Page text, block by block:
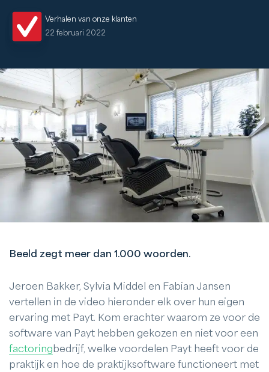
Verhalen van onze klanten
22 februari 2022
Beeld zegt meer dan 1.000 woorden.
Jeroen Bakker, Sylvia Middel en Fabian Jansen
vertellen in de video hieronder elk over hun eigen
ervaring met Payt. Kom erachter waarom ze voor de
software van Payt hebben gekozen en niet voor een
factoring bedrijf, welke voordelen Payt heeft voor de
praktijk en hoe de praktijksoftware functioneert met